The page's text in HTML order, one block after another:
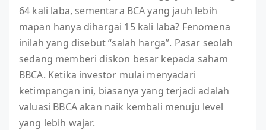
64 kali laba, sementara BCA yang jauh lebih
mapan hanya dihargai 15 kali laba? Fenomena
inilah yang disebut “salah harga”. Pasar seolah
sedang memberi diskon besar kepada saham
BBCA. Ketika investor mulai menyadari
ketimpangan ini, biasanya yang terjadi adalah
valuasi BBCA akan naik kembali menuju level
yang lebih wajar.